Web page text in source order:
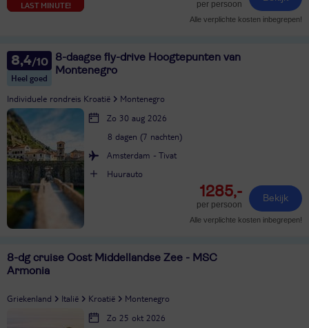
LAST MINUTE! per persoon
Alle verplichte kosten inbegrepen!
8,4
Heel goed
8-daagse fly-drive Hoogtepunten van
Montenegro
Individuele rondreis Kroatië
Montenegro
Zo 30 aug 2026
8 dagen (7 nachten)
Amsterdam - Tivat
Huurauto
1285,-
per persoon
Bekijk
Alle verplichte kosten inbegrepen!
8-dg cruise Oost Middellandse Zee - MSC
Armonia
Griekenland Italië Kroatië
Montenegro
Zo 25 okt 2026